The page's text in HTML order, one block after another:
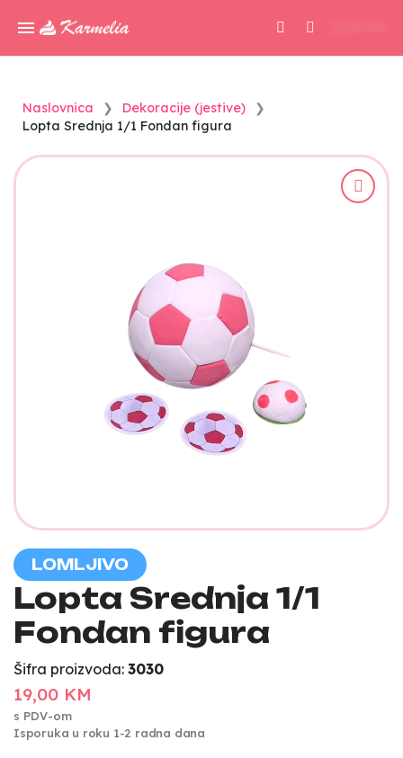
Naslovnica
Dekoracije (jestive)
Lopta Srednja 1/1 Fondan figura
LOMLJIVO
Lopta Srednja 1/1
Fondan figura
Šifra proizvoda: 3030
19,00 KM
s PDV-om
Isporuka u roku 1-2 radna dana